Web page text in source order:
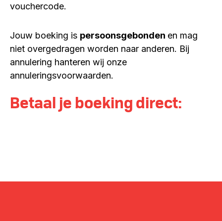
vouchercode.
Jouw boeking is persoonsgebonden en mag
niet overgedragen worden naar anderen. Bij
annulering hanteren wij onze
annuleringsvoorwaarden.
Betaal je boeking direct: